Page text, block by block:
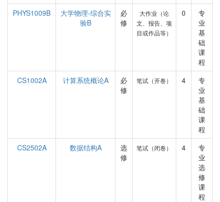
PHYS1009B
大学物理-综合实
验B
必
修
大作业（论
文、报告、项
目或作品等）
0
专
业
基
础
课
程
CS1002A
计算系统概论A
必
修
笔试（开卷） 4
专
业
基
础
课
程
CS2502A
数据结构A
选
修
笔试（闭卷） 4
专
业
选
修
课
程